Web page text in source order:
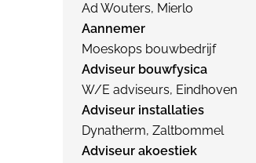
Ad Wouters, Mierlo
Aannemer
Moeskops bouwbedrijf
Adviseur bouwfysica
W/E adviseurs, Eindhoven
Adviseur installaties
Dynatherm, Zaltbommel
Adviseur akoestiek